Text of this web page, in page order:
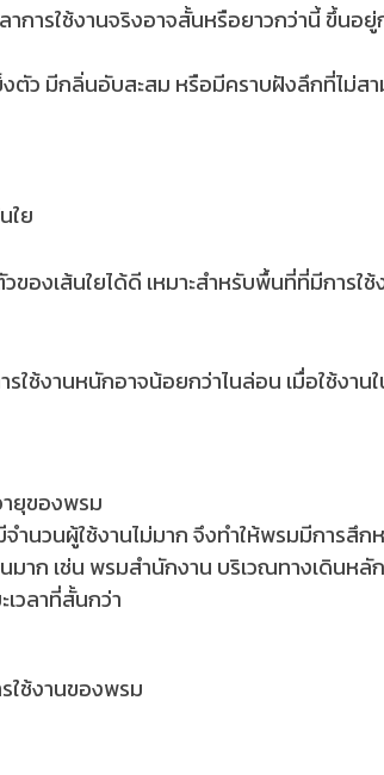
าการใช้งานจริงอาจสั้นหรือยาวกว่านี้ ขึ้น
ว มีกลิ่นอับสะสม หรือมีคราบฝังลึกที่ไม่ส
ใย
งเส้นใยได้ดี เหมาะสำหรับพื้นที่ที่มีการใ
ช้งานหนักอาจน้อยกว่าไนล่อน เมื่อใช้งา
ยุของพรม
วนผู้ใช้งานไม่มาก จึงทำให้พรมมีการสึก
าก เช่น พรมสำนักงาน บริเวณทางเดินหลั
วลาที่สั้นกว่า
ใช้งานของพรม